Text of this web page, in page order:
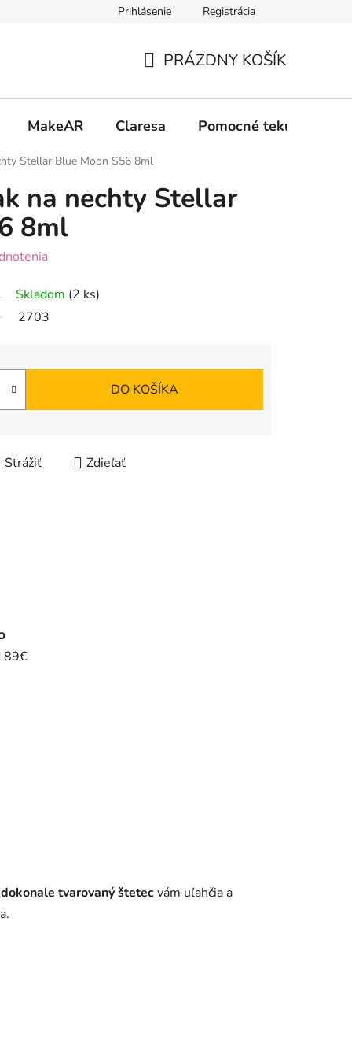
Formulár na odstúpenie od zmluvy
Prihlásenie Registrácia
KOŠÍK
PRÁZDNY KOŠÍK
MakeAR Claresa Pomocné tekutiny
Stellar Blue Moon S56 8ml
na nechty Stellar
8ml
Skladom (2 ks)
2703
DO KOŠÍKA
Strážiť Zdieľať
89€
dokonale tvarovaný štetecvám uľahčia a